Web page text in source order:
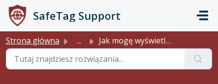
Przejdź do głównej treści
SafeTag Support
Strona główna ... Jak mogę wyświetlić historię lokalizacji mojego urządzeni...